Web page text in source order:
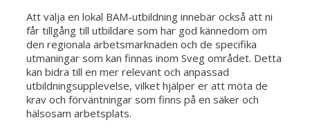
Att välja en lokal BAM-utbildning innebär också att ni
får tillgång till utbildare som har god kännedom om
den regionala arbetsmarknaden och de specifika
utmaningar som kan finnas inom Sveg området. Detta
kan bidra till en mer relevant och anpassad
utbildningsupplevelse, vilket hjälper er att möta de
krav och förväntningar som finns på en säker och
hälsosam arbetsplats.